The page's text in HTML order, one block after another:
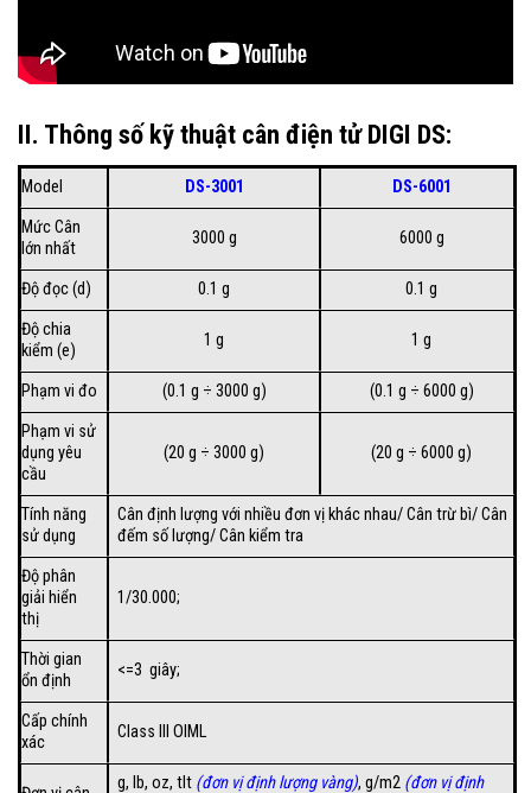
II. Thông số kỹ thuật cân điện tử DIGI DS:
Model DS-3001
DS-6001
Mức Cân
lớn nhất
3000 g 6000 g
Độ đọc (d) 0.1 g
0.1 g
Độ chia
kiểm (e)
1 g 1 g
Phạm vi đo (0.1 g ÷ 3000 g)
(0.1 g ÷ 6000 g)
Phạm vi sử
dụng yêu
cầu
(20 g ÷ 3000 g) (20 g ÷ 6000 g)
Tính năng
sử dụng
Cân định lượng với nhiều đơn vị khác nhau/ Cân trừ bì/ Cân
đếm số lượng/ Cân kiểm tra
Độ phân
giải hiển
thị
1/30.000;
Thời gian
ổn định
<=3 giây;
Cấp chính
xác
Class III OIML
g, lb, oz, tlt (đơn vị định lượng vàng), g/m2 (đơn vị định